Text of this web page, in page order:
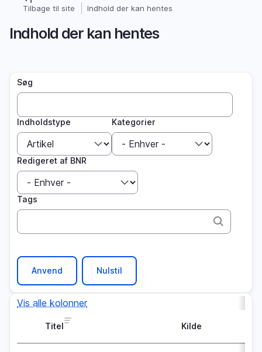
hovedindhold
Brødkrumme
Tilbage til site Indhold der kan hentes
Indhold der kan hentes
Søg
Indholdstype Kategorier
Redigeret af BNR
Tags
Vis alle kolonner
Titel Kilde